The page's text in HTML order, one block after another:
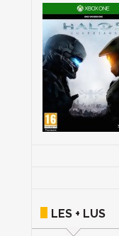
LES + LUS